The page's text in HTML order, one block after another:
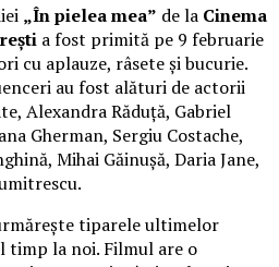
„În pielea mea” de la Cinema
a fost primită pe 9 februarie
cu aplauze, râsete și bucurie.
au fost alături de actorii
Alexandra Răduță, Gabriel
Gherman, Sergiu Costache,
Mihai Găinușă, Daria Jane,
tiparele ultimelor
timp la noi. Filmul are o